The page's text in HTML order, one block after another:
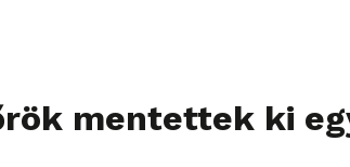
mentettek ki